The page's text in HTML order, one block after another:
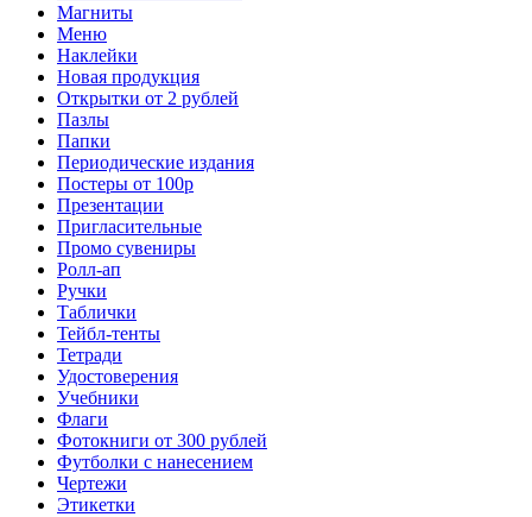
Магниты
Меню
Наклейки
Новая продукция
Открытки от 2 рублей
Пазлы
Папки
Периодические издания
Постеры от 100р
Презентации
Пригласительные
Промо сувениры
Ролл-ап
Ручки
Таблички
Тейбл-тенты
Тетради
Удостоверения
Учебники
Флаги
Фотокниги от 300 рублей
Футболки с нанесением
Чертежи
Этикетки